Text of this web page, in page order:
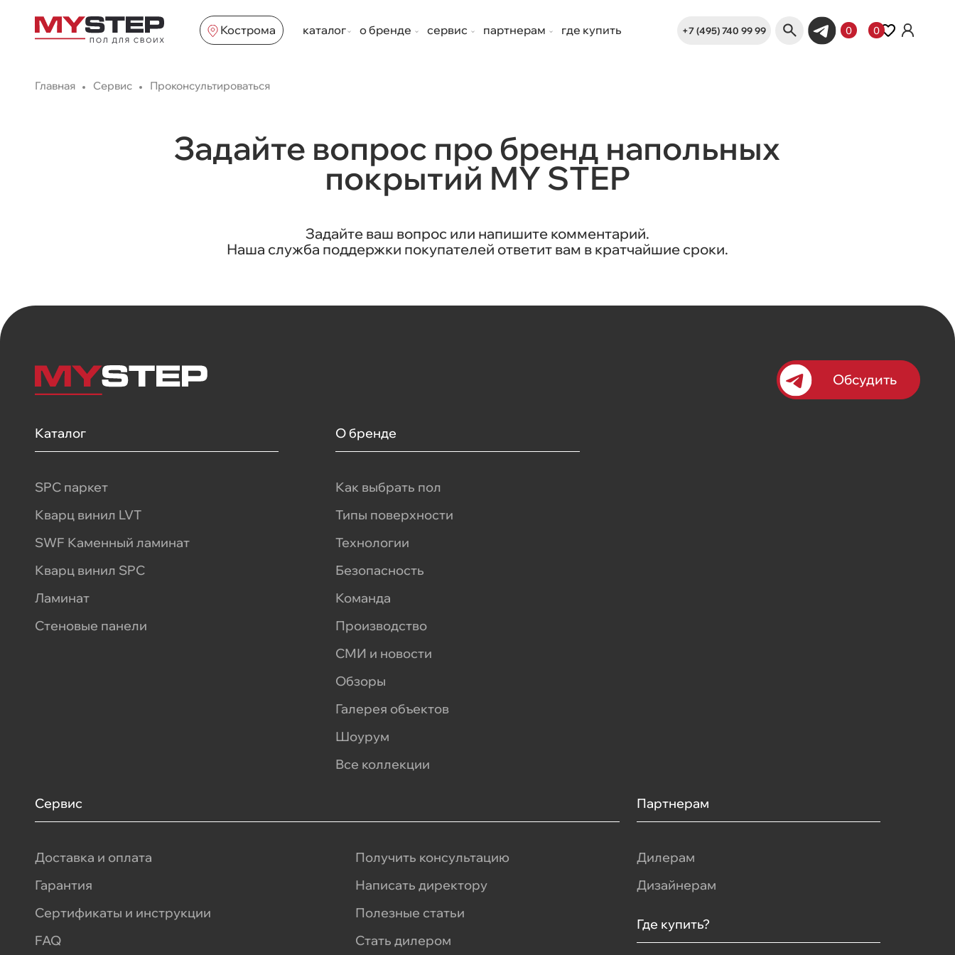
Кострома каталог о бренде сервис партнерам где купить +7 (495) 740 99 99 0 0
Главная Сервис Проконсультироваться
Задайте вопрос про бренд напольных
покрытий MY STEP
Задайте ваш вопрос или напишите комментарий.
Наша служба поддержки покупателей ответит вам в кратчайшие сроки.
Обсудить
Каталог
SPC паркет
Кварц винил LVT
SWF Каменный ламинат
Кварц винил SPC
Ламинат
Стеновые панели
О бренде
Как выбрать пол
Типы поверхности
Технологии
Безопасность
Команда
Производство
СМИ и новости
Обзоры
Галерея объектов
Шоурум
Все коллекции
Сервис
Доставка и оплата
Гарантия
Сертификаты и инструкции
FAQ
Получить консультацию
Написать директору
Полезные статьи
Стать дилером
Партнерам
Дилерам
Дизайнерам
Где купить?